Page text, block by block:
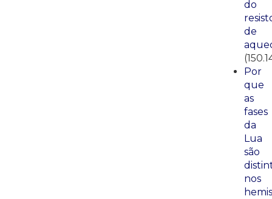
do
de
Por
que
as
fases
da
Lua
são
nos